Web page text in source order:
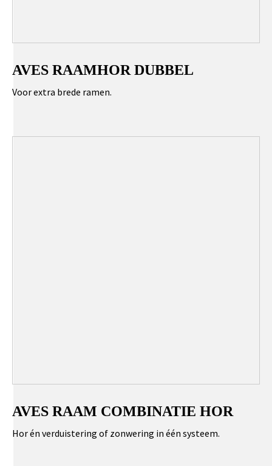
AVES RAAMHOR DUBBEL
Voor extra brede ramen.
AVES RAAM COMBINATIE HOR
Hor én verduistering of zonwering in één systeem.